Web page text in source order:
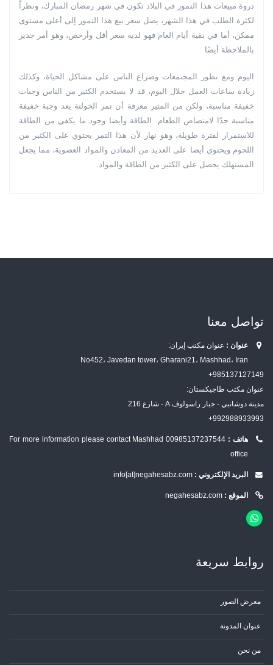
ذروة مبيعات هذا التمور في البلاد تكون في شهر رمضان المبارك، ونظراً
لكثرة الطلب في هذا الشهر، يصل سعر بيع هذا التمور إلى أعلى مستوى
ممكن، أما في بقية أيام العام فهو لديه سعر أقل وأرخص، وهو أمر جدير
بالملاحظة أيضًا
اليوم ومع تطور المجتمعات وصراع الناس على مشاكل الحياة، وكذلك
زيادة ساعات العمل خلال اليوم، قد لا يستخدم الكثير من الناس وجبات
خفيفة مناسبة، ولكن من المثير معرفة أن تمر الخولتة يعد وجبة خفيفة
مناسبة جدًا لامتصاص الطعام. الطاقة وأيضا وجود ما يكفي من الطاقة
للاستمرار لفترة طويلة، وهو نهار لأن هذا التمر يحتوي على الكثير من
اللحوم ويحتوي أيضا على العديد من المعادن والمواد العضوية، مما يجعل
المستهلك يحصل على الكثير من الطاقة والمواد.
تواصل معنا
عنوان : عنوان مكتب إيران:
No452، Javedan tower، Gharani21، Mashhad، Iran
985137127149+
عنوان مكتب طاجيكستان:
مدينة دوشانبي - جبار راسولوف A - شارع 216
992988933993+
هاتف : 00985137237544
For more information please contact Mashhad
office
البريد الإلكتروني : info[at]negahesabz.com
الموقع : negahesabz.com
روابط سریعة
معرض الصور
عنوان المدونة
من نحن